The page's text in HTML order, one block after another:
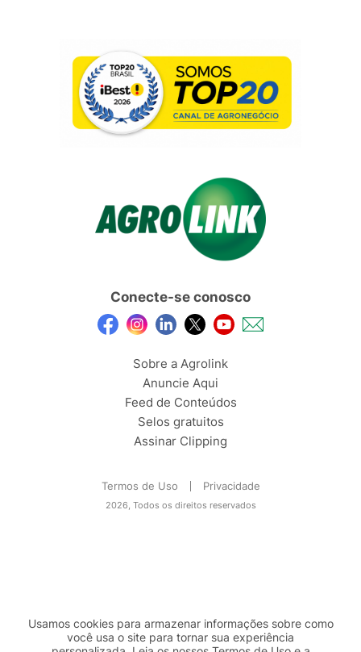
Conecte-se conosco
Sobre a Agrolink
Anuncie Aqui
Feed de Conteúdos
Selos gratuitos
Assinar Clipping
Termos de Uso Privacidade
2026, Todos os direitos reservados
Usamos cookies para armazenar informações sobre como
você usa o site para tornar sua experiência